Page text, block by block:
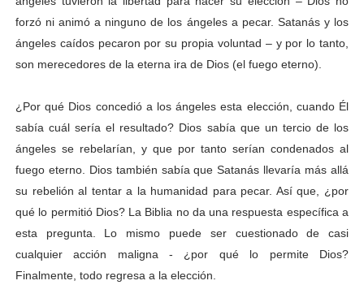
forzó ni animó a ninguno de los ángeles a pecar. Satanás y los
ángeles caídos pecaron por su propia voluntad – y por lo tanto,
son merecedores de la eterna ira de Dios (el fuego eterno).
¿Por qué Dios concedió a los ángeles esta elección, cuando Él
sabía cuál sería el resultado? Dios sabía que un tercio de los
ángeles se rebelarían, y que por tanto serían condenados al
fuego eterno. Dios también sabía que Satanás llevaría más allá
su rebelión al tentar a la humanidad para pecar. Así que, ¿por
qué lo permitió Dios? La Biblia no da una respuesta específica a
esta pregunta. Lo mismo puede ser cuestionado de casi
cualquier acción maligna - ¿por qué lo permite Dios?
Finalmente, todo regresa a la elección.